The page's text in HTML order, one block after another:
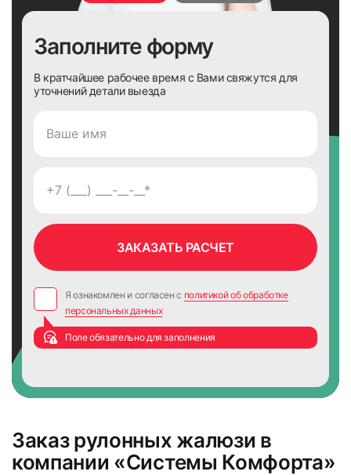
33 34
Заполните форму
В кратчайшее рабочее время с Вами свяжутся для
уточнений детали выезда
Я ознакомлен и согласен с политикой об обработке
персональных данных
Поле обязательно для заполнения
Заказ рулонных жалюзи в
компании «Системы Комфорта»